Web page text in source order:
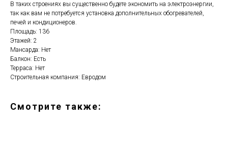
В таких строениях вы существенно будете экономить на электроэнергии,
так как вам не потребуется установка дополнительных обогревателей,
печей и кондиционеров.
Площадь: 136
Этажей: 2
Мансарда: Нет
Балкон: Есть
Терраса: Нет
Строительная компания: Евродом
Смотрите также: